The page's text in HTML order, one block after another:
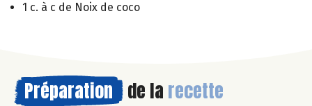
1 c. à c de Noix de coco
Préparation de la recette